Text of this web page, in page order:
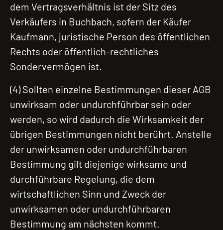
dem Vertragsverhältnis ist der Sitz des
Verkäufers in Buchbach, sofern der Käufer
Kaufmann, juristische Person des öffentlichen
Rechts oder öffentlich-rechtliches
Sondervermögen ist.
(4) Sollten einzelne Bestimmungen dieser AGB
unwirksam oder undurchführbar sein oder
werden, so wird dadurch die Wirksamkeit der
übrigen Bestimmungen nicht berührt. Anstelle
der unwirksamen oder undurchführbaren
Bestimmung gilt diejenige wirksame und
durchführbare Regelung, die dem
wirtschaftlichen Sinn und Zweck der
unwirksamen oder undurchführbaren
Bestimmung am nächsten kommt.